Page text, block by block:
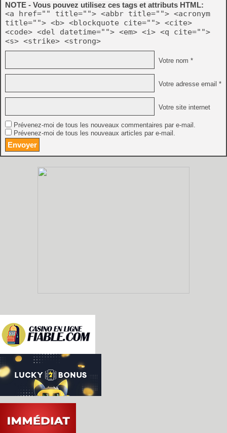
NOTE - Vous pouvez utilisez ces tags et attributs HTML:
<a href="" title=""> <abbr title=""> <acronym
title=""> <b> <blockquote cite=""> <cite>
<code> <del datetime=""> <em> <i> <q cite="">
<s> <strike> <strong>
Votre nom *
Votre adresse email *
Votre site internet
Prévenez-moi de tous les nouveaux commentaires par e-mail.
Prévenez-moi de tous les nouveaux articles par e-mail.